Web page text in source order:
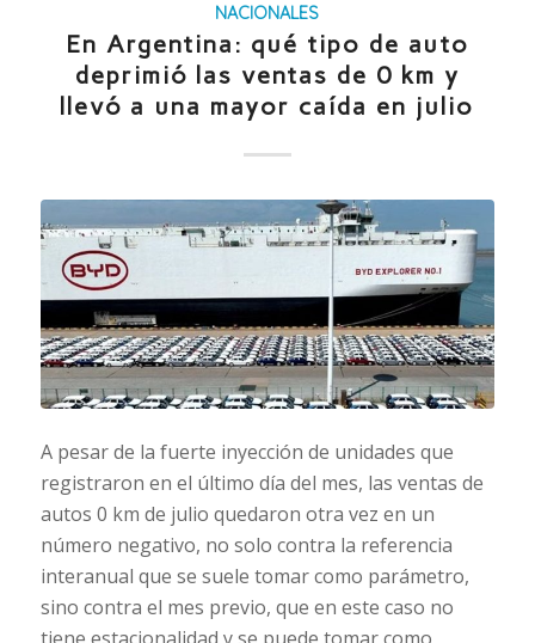
NACIONALES
En Argentina: qué tipo de auto
deprimió las ventas de 0 km y
llevó a una mayor caída en julio
A pesar de la fuerte inyección de unidades que
registraron en el último día del mes, las ventas de
autos 0 km de julio quedaron otra vez en un
número negativo, no solo contra la referencia
interanual que se suele tomar como parámetro,
sino contra el mes previo, que en este caso no